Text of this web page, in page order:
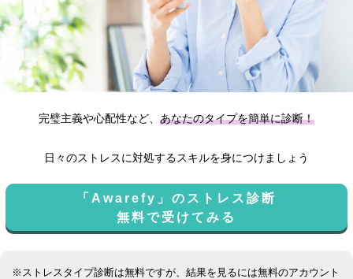
完璧主義や心配性など、 あなたのタイプを簡単に診断！
日々のストレスに対処するスキルを身につけましょう
「Awarefy」のストレス診断
無料で受けてみる
※ストレスタイプ診断は無料ですが、結果を見るには無料のアカウント